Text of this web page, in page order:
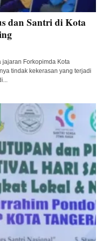
dan Santri di Kota
jajaran Forkopimda Kota
tindak kekerasan yang terjadi